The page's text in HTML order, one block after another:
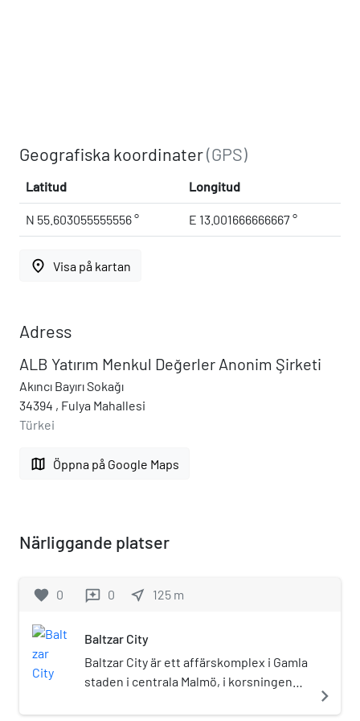
Geografiska koordinater(GPS)
Latitud Longitud
N 55.603055555556 ° E 13.001666666667 °
place Visa på kartan
Adress
ALB Yatırım Menkul Değerler Anonim Şirketi
Akıncı Bayırı Sokağı
34394 , Fulya Mahallesi
Türkei
map Öppna på Google Maps
Närliggande platser
favorite 0 reviews 0 near_me 125 m
Baltzar City
Baltzar City är ett affärskomplex i Gamla
staden i centrala Malmö, i korsningen
navigate_next